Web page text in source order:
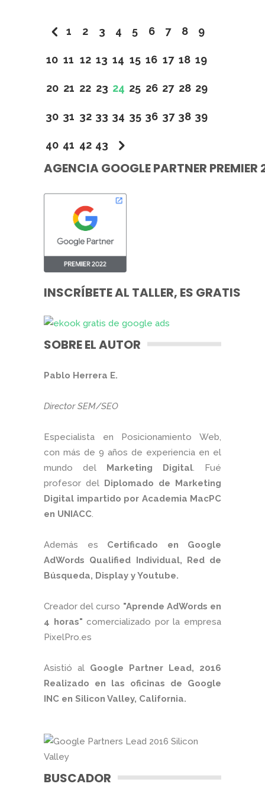
1 2 3 4 5 6 7 8 9
10 11 12 13 14 15 16 17 18 19
20 21 22 23 24 25 26 27 28 29
30 31 32 33 34 35 36 37 38 39
40 41 42 43
AGENCIA GOOGLE PARTNER PREMIER
INSCRÍBETE AL TALLER, ES GRATIS
SOBRE EL AUTOR
Pablo Herrera E.
Director SEM/SEO
Especialista en Posicionamiento Web,
con más de 9 años de experiencia en el
mundo del Marketing Digital. Fué
profesor del Diplomado de Marketing
Digital impartido por Academia MacPC
en UNIACC.
Además es Certificado en Google
AdWords Qualified Individual, Red de
Búsqueda, Display y Youtube.
Creador del curso "Aprende AdWords en
4 horas" comercializado por la empresa
PixelPro.es
Asistió al Google Partner Lead, 2016
Realizado en las oficinas de Google
INC en Silicon Valley, California.
BUSCADOR